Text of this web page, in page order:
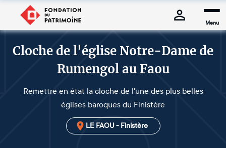
Menu
Cloche de l'église Notre-Dame de
Rumengol au Faou
Remettre en état la cloche de l'une des plus belles
églises baroques du Finistère
LE FAOU - Finistère